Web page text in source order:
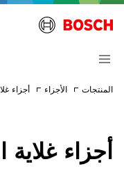
المنتجات الأجزاء أجزاء
أجزاء